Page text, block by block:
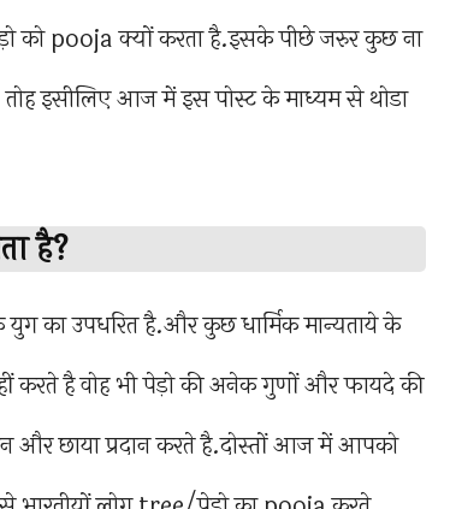
को pooja क्यों करता है.इसके पीछे जरुर कुछ ना
इसीलिए आज में इस पोस्ट के माध्यम से थोडा
है?
का उपधरित है.और कुछ धार्मिक मान्यताये के
करते है वोह भी पेड़ो की अनेक गुणों और फायदे की
छाया प्रदान करते है.दोस्तों आज में आपको